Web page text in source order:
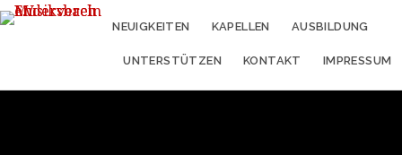
NEUIGKEITEN KAPELLEN AUSBILDUNG
UNTERSTÜTZEN KONTAKT IMPRESSUM